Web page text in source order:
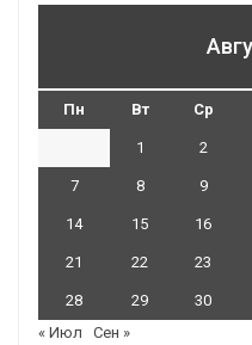
Пн Вт Ср
1 2
7 8 9
14 15 16
21 22 23
28 29 30
« Июл
Сен »